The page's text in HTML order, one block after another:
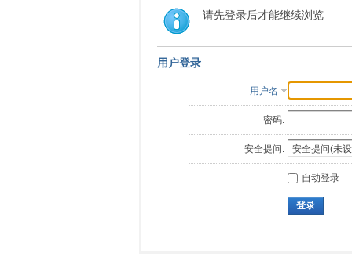
请先登录后才能继续浏览
用户登录
用户名
密码:
安全提问:
自动登录
登录